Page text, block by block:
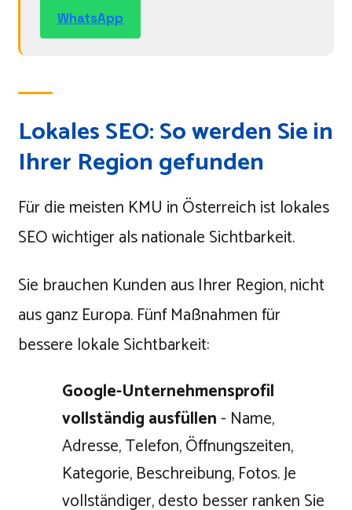
WhatsApp
Lokales SEO: So werden Sie in
Ihrer Region gefunden
Für die meisten KMU in Österreich ist lokales
SEO wichtiger als nationale Sichtbarkeit.
Sie brauchen Kunden aus Ihrer Region, nicht
aus ganz Europa. Fünf Maßnahmen für
bessere lokale Sichtbarkeit:
Google-Unternehmensprofil
vollständig ausfüllen- Name,
Adresse, Telefon, Öffnungszeiten,
Kategorie, Beschreibung, Fotos. Je
vollständiger, desto besser ranken Sie